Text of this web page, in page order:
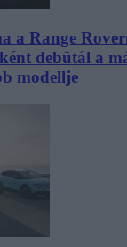
a Range
debütál a
modellje